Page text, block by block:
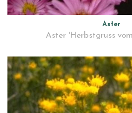
Aster
Aster 'Herbstgruss